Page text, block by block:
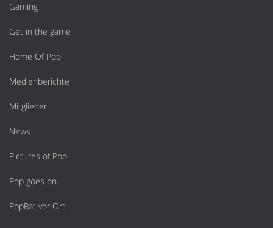
Gaming
Get in the game
Home Of Pop
Medienberichte
Mitglieder
News
Pictures of Pop
Pop goes on
PopRat vor Ort